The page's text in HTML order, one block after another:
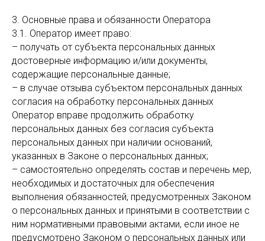
3. Основные права и обязанности Оператора
3.1. Оператор имеет право:
– получать от субъекта персональных данных
достоверные информацию и/или документы,
содержащие персональные данные;
– в случае отзыва субъектом персональных данных
согласия на обработку персональных данных
Оператор вправе продолжить обработку
персональных данных без согласия субъекта
персональных данных при наличии оснований,
указанных в Законе о персональных данных;
– самостоятельно определять состав и перечень мер,
необходимых и достаточных для обеспечения
выполнения обязанностей, предусмотренных Законом
о персональных данных и принятыми в соответствии с
ним нормативными правовыми актами, если иное не
предусмотрено Законом о персональных данных или